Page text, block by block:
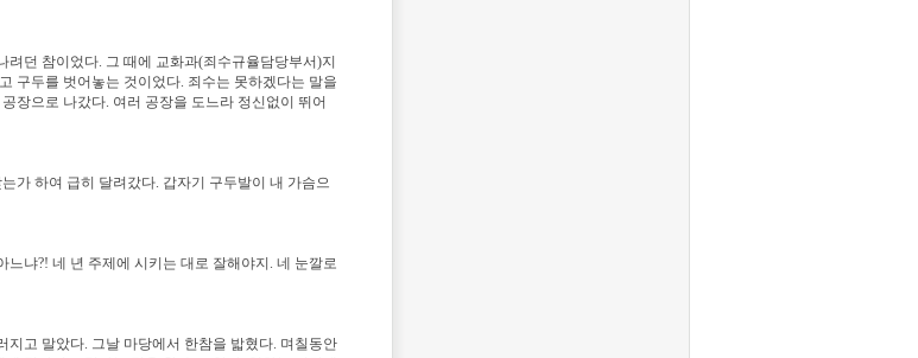
던 참이었다. 그 때에 교화과(죄수규율담당부서)지
구두를 벗어놓는 것이었다. 죄수는 못하겠다는 말을
장으로 나갔다. 여러 공장을 도느라 정신없이 뛰어
가 하여 급히 달려갔다. 갑자기 구두발이 내 가슴으
냐?! 네 년 주제에 시키는 대로 잘해야지. 네 눈깔로
고 말았다. 그날 마당에서 한참을 밟혔다. 며칠동안